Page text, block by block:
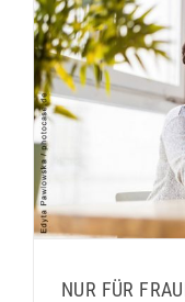
Online-
NUR FÜR